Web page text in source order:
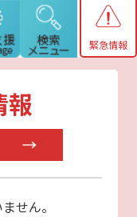
緊急情報
報
せん。